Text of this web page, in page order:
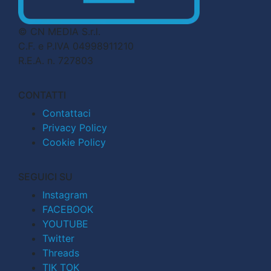
© CN MEDIA S.r.l.
C.F. e P.IVA 04998911210
R.E.A. n. 727803
CONTATTI
Contattaci
Privacy Policy
Cookie Policy
SEGUICI SU
Instagram
FACEBOOK
YOUTUBE
Twitter
Threads
TIK TOK